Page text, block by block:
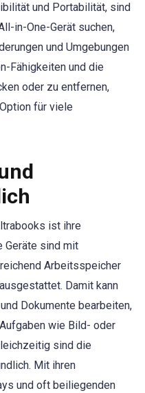
und Portabilität, sind
in-One-Gerät suchen,
und Umgebungen
Fähigkeiten und die
oder zu entfernen,
für viele
ist ihre
Geräte sind mit
Arbeitsspeicher
Damit kann
Dokumente bearbeiten,
wie Bild- oder
sind die
Mit ihren
und oft beiliegenden